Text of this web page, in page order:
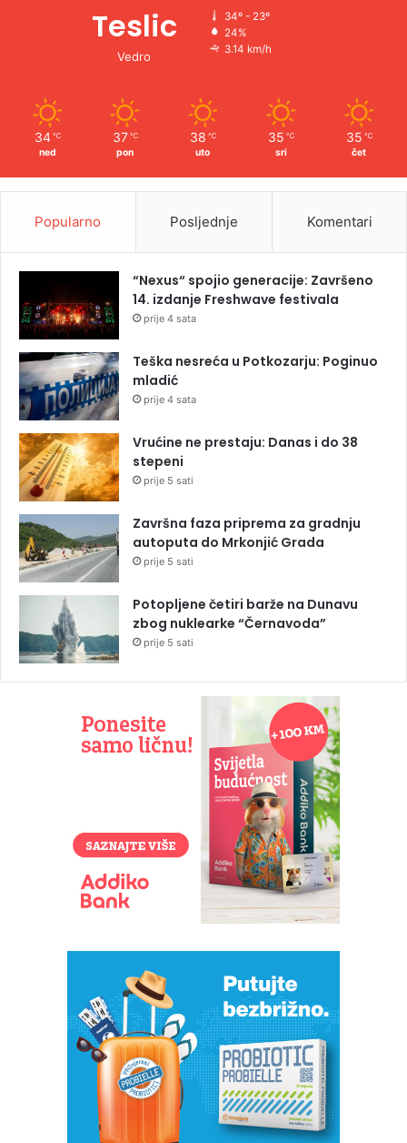
Teslic
Vedro
34º - 23º
24%
3.14 km/h
34 ℃
ned
37 ℃
pon
38 ℃
uto
35 ℃
sri
35 ℃
čet
Popularno Posljednje Komentari
“Nexus“ spojio generacije: Završeno
14. izdanje Freshwave festivala
prije 4 sata
Teška nesreća u Potkozarju: Poginuo
mladić
prije 4 sata
Vrućine ne prestaju: Danas i do 38
stepeni
prije 5 sati
Završna faza priprema za gradnju
autoputa do Mrkonjić Grada
prije 5 sati
Potopljene četiri barže na Dunavu
zbog nuklearke “Černavoda”
prije 5 sati